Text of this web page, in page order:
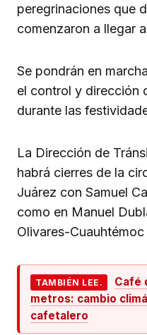
peregrinaciones que
comenzaron a llegar
Se pondrán en
el control y dirección
durante las
La Dirección de
habrá cierres de la
Juárez con Samuel
como en Manuel
Olivares-
TAMBIÉN LEE.
Café
metros: cambio
cafetalero